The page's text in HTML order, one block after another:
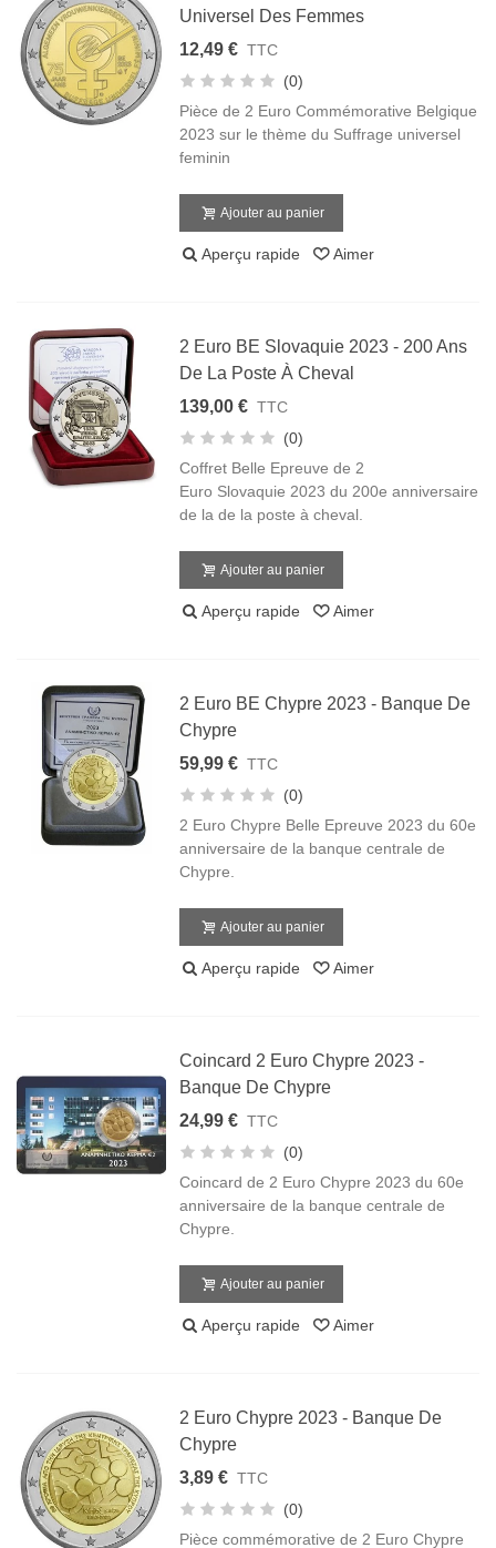
Universel Des Femmes
12,49 € TTC
(0)
Pièce de 2 Euro Commémorative Belgique
2023 sur le thème du Suffrage universel
feminin
Ajouter au panier
Aperçu rapide Aimer
2 Euro BE Slovaquie 2023 - 200 Ans
De La Poste À Cheval
139,00 € TTC
(0)
Coffret Belle Epreuve de 2
Euro Slovaquie 2023 du 200e anniversaire
de la de la poste à cheval.
Ajouter au panier
Aperçu rapide Aimer
2 Euro BE Chypre 2023 - Banque De
Chypre
59,99 € TTC
(0)
2 Euro Chypre Belle Epreuve 2023 du 60e
anniversaire de la banque centrale de
Chypre.
Ajouter au panier
Aperçu rapide Aimer
Coincard 2 Euro Chypre 2023 -
Banque De Chypre
24,99 € TTC
(0)
Coincard de 2 Euro Chypre 2023 du 60e
anniversaire de la banque centrale de
Chypre.
Ajouter au panier
Aperçu rapide Aimer
2 Euro Chypre 2023 - Banque De
Chypre
3,89 € TTC
(0)
Pièce commémorative de 2 Euro Chypre